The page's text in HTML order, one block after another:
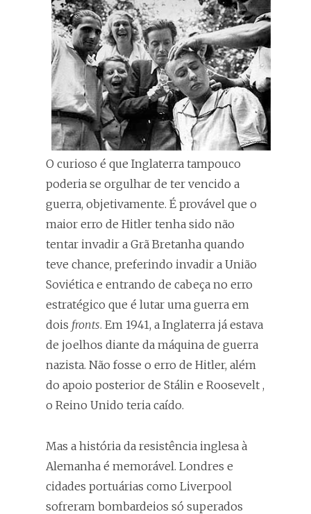
O curioso é que Inglaterra tampouco
poderia se orgulhar de ter vencido a
guerra, objetivamente. É provável que o
maior erro de Hitler tenha sido não
tentar invadir a Grã Bretanha quando
teve chance, preferindo invadir a União
Soviética e entrando de cabeça no erro
estratégico que é lutar uma guerra em
dois fronts. Em 1941, a Inglaterra já estava
de joelhos diante da máquina de guerra
nazista. Não fosse o erro de Hitler, além
do apoio posterior de Stálin e Roosevelt ,
o Reino Unido teria caído.
Mas a história da resistência inglesa à
Alemanha é memorável. Londres e
cidades portuárias como Liverpool
sofreram bombardeios só superados